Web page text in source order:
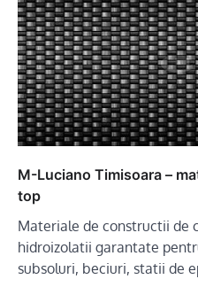
M-Luciano Timisoara –
top
Materiale de constructii de
hidroizolatii garantate
subsoluri, beciuri, statii de